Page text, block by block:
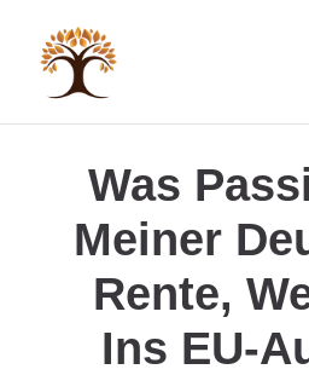
Was
Meiner
Rente,
Ins EU-